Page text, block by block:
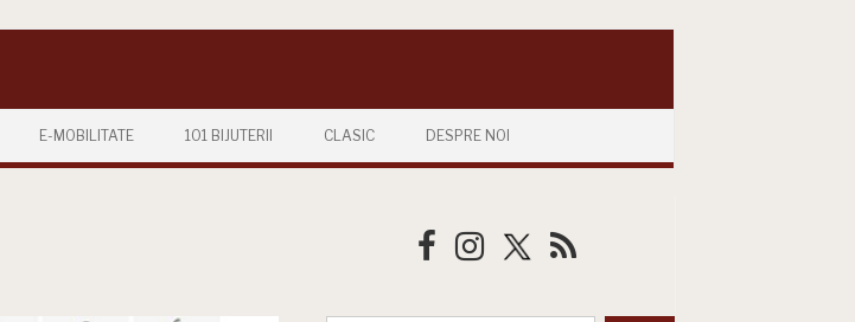
E-MOBILITATE 101 BIJUTERII CLASIC DESPRE NOI